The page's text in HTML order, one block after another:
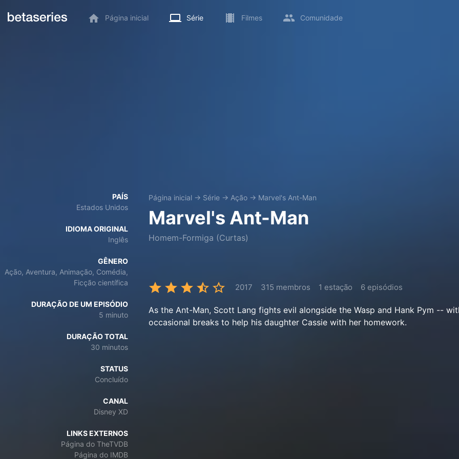
Página inicial Série Filmes Comunidade
PAÍS
Estados Unidos
IDIOMA ORIGINAL
Inglês
GÊNERO
Ação, Aventura, Animação, Comédia,
Ficção científica
DURAÇÃO DE UM EPISÓDIO
5 minuto
DURAÇÃO TOTAL
30 minutos
STATUS
Concluído
CANAL
Disney XD
LINKS EXTERNOS
Página do TheTVDB
Página do IMDB
Página inicial → Série → Ação → Marvel's Ant-Man
Marvel's Ant-Man
Homem-Formiga (Curtas)
2017 315 membros 1 estação 6 episódios
As the Ant-Man, Scott Lang fights evil alongside the Wasp and Hank Pym --
occasional breaks to help his daughter Cassie with her homework.